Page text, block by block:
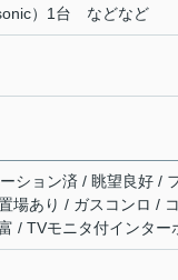
）1台 などなど
ション済 / 眺望良好 /
場あり / ガスコンロ /
/ TVモニタ付インタ